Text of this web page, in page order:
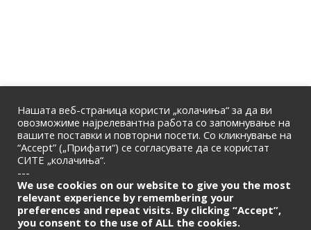
ПОЧЕТНА
© 2026 | Македонска Банкарска Асоцијација
Само за членови
Нашата веб-страница користи „колачиња“ за да ви
овозможиме најрелевантна работа со запомнување на
вашите поставки и повторни посети. Со кликнување на
“Accept” („Прифати“) се согласувате да се користат
СИТЕ „колачиња“.
---
We use cookies on our website to give you the most
relevant experience by remembering your
preferences and repeat visits. By clicking “Accept”,
you consent to the use of ALL the cookies.